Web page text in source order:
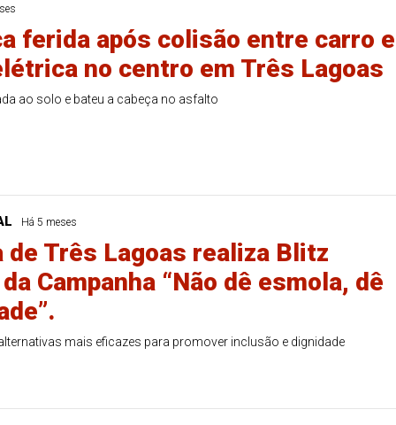
ferida após colisão entre carro e
no centro em Três Lagoas
ao solo e bateu a cabeça no asfalto
Há 5 meses
Três Lagoas realiza Blitz
Campanha “Não dê esmola, dê
mais eficazes para promover inclusão e dignidade
26)
27 33
50 56 61
Concurso 2992 (05/08/26)
30
Ver detalhes